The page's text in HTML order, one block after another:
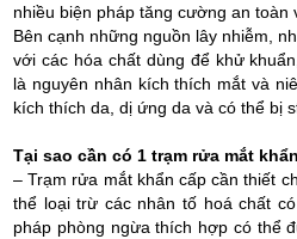
nhiều biện pháp tăng cường an toàn
Bên cạnh những nguồn lây nhiễm,
với các hóa chất dùng để khử
là nguyên nhân kích thích mắt và
kích thích da, dị ứng da và có thể bị
Tại sao cần có 1 trạm rửa mắt
– Trạm rửa mắt khẩn cấp cần thiết
thể loại trừ các nhân tố hoá chất
pháp phòng ngừa thích hợp có thể